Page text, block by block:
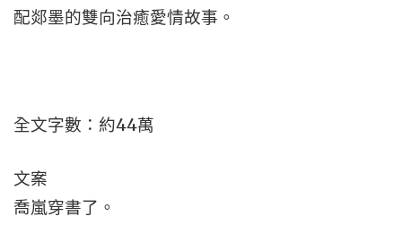
配郯墨的雙向治癒愛情故事。
全文字數：約44萬
文案
喬嵐穿書了。